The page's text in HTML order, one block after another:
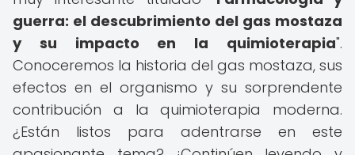
guerra: el descubrimiento del gas mostaza
y su impacto en la quimioterapia".
Conoceremos la historia del gas mostaza, sus
efectos en el organismo y su sorprendente
contribución a la quimioterapia moderna.
¿Están listos para adentrarse en este